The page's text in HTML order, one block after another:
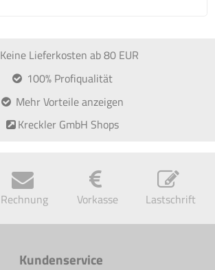
Keine Lieferkosten ab 80 EUR
100% Profiqualität
Mehr Vorteile anzeigen
Kreckler GmbH Shops
Rechnung
Vorkasse Lastschrift
Kundenservice